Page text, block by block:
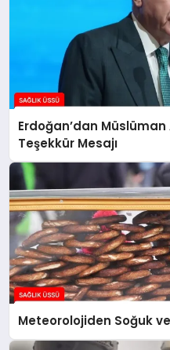
Erdoğan’dan
Teşekkür Mesajı
Meteorolojiden Soğuk ve